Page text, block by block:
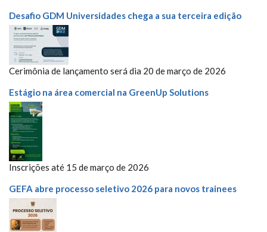
Desafio GDM Universidades chega a sua terceira edição
Cerimônia de lançamento será dia 20 de março de 2026
Estágio na área comercial na GreenUp Solutions
Inscrições até 15 de março de 2026
GEFA abre processo seletivo 2026 para novos trainees